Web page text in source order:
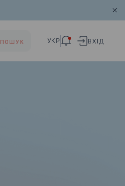
ПОШУК УКР ВХІД